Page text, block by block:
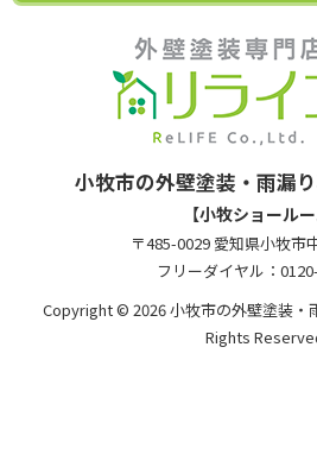
小牧市の外壁塗装・雨漏
【小牧ショールー
〒485-0029 愛知県小牧市
フリーダイヤル：
Copyright © 2026 小牧市の外壁塗装・
Rights